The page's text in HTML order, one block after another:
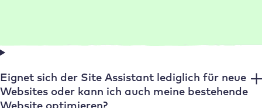
Eignet sich der Site Assistant lediglich für neue
Websites oder kann ich auch meine bestehende
Website optimieren?